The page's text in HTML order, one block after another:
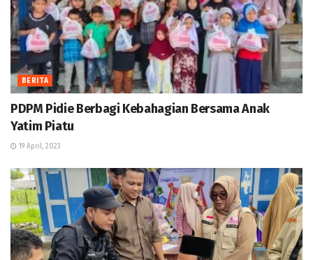
BERITA
PDPM Pidie Berbagi Kebahagian Bersama Anak
Yatim Piatu
19 April, 2023